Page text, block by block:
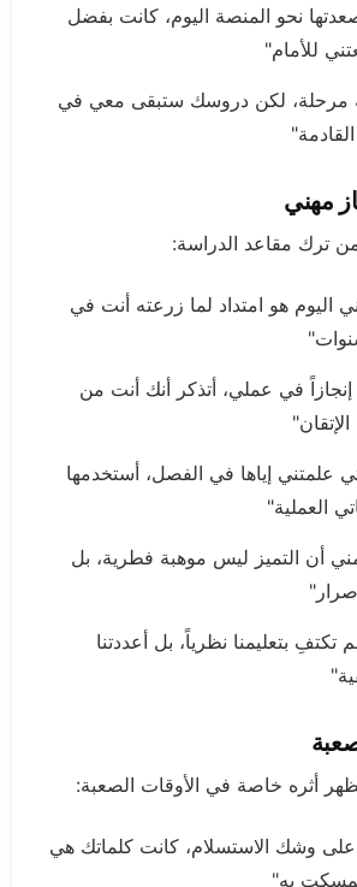
نحو المنصة اليوم، كانت بفضل
للأمام"
مرحلة، لكن دروسك ستبقى معي في
مهني
ترك مقاعد الدراسة:
اليوم هو امتداد لما زرعته أنت في
في عملي، أتذكر أنك أنت من
علمتني إياها في الفصل، أستخدمها
العملية"
أن التميز ليس موهبة فطرية، بل
تكتفِ بتعليمنا نظرياً، بل أعددتنا
أثره خاصة في الأوقات الصعبة:
وشك الاستسلام، كانت كلماتك هي
به"